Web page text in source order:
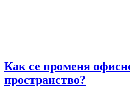
Как се променя
пространство?